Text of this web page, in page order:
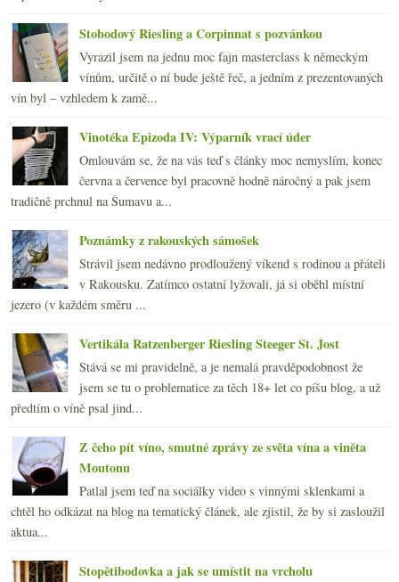
Stobodový Riesling a Corpinnat s pozvánkou
Vyrazil jsem na jednu moc fajn masterclass k německým
vínům, určitě o ní bude ještě řeč, a jedním z prezentovaných
vín byl – vzhledem k zamě...
Vinotéka Epizoda IV: Výparník vrací úder
Omlouvám se, že na vás teď s články moc nemyslím, konec
června a července byl pracovně hodně náročný a pak jsem
tradičně prchnul na Šumavu a...
Poznámky z rakouských sámošek
Strávil jsem nedávno prodloužený víkend s rodinou a přáteli
v Rakousku. Zatímco ostatní lyžovali, já si oběhl místní
jezero (v každém směru ...
Vertikála Ratzenberger Riesling Steeger St. Jost
Stává se mi pravidelně, a je nemalá pravděpodobnost že
jsem se tu o problematice za těch 18+ let co píšu blog, a už
předtím o víně psal jind...
Z čeho pít víno, smutné zprávy ze světa vína a viněta
Moutonu
Patlal jsem teď na sociálky video s vinnými sklenkami a
chtěl ho odkázat na blog na tematický článek, ale zjistil, že by si zasloužil
aktua...
Stopětibodovka a jak se umístit na vrcholu